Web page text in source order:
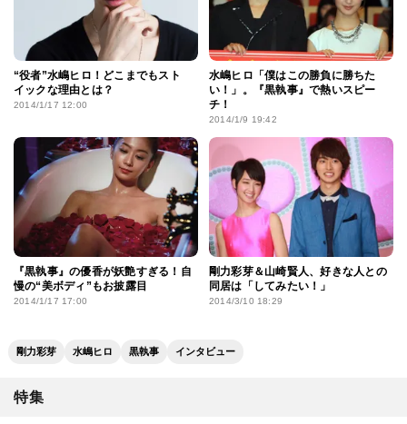
“役者”水嶋ヒロ！どこまでもスト
イックな理由とは？
2014/1/17 12:00
水嶋ヒロ「僕はこの勝負に勝ちた
い！」。『黒執事』で熱いスピー
チ！
2014/1/9 19:42
『黒執事』の優香が妖艶すぎる！自
慢の“美ボディ”もお披露目
2014/1/17 17:00
剛力彩芽＆山崎賢人、好きな人との
同居は「してみたい！」
2014/3/10 18:29
剛力彩芽 水嶋ヒロ 黒執事 インタビュー
特集